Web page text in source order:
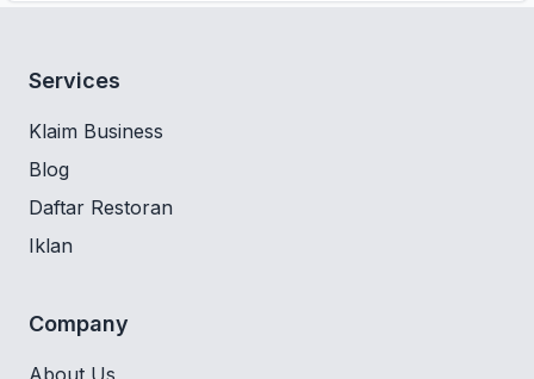
Services
Klaim Business
Blog
Daftar Restoran
Iklan
Company
About Us